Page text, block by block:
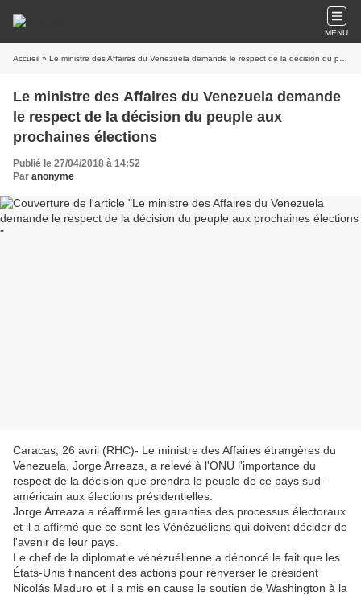
MENU
Accueil » Le ministre des Affaires du Venezuela demande le respect de la décision du peuple aux prochaines élections
Le ministre des Affaires du Venezuela demande
le respect de la décision du peuple aux
prochaines élections
Publié le 27/04/2018 à 14:52
Par anonyme
Caracas, 26 avril (RHC)- Le ministre des Affaires étrangères du
Venezuela, Jorge Arreaza, a relevé à l'ONU l'importance du
respect de la décision que prendra le peuple de ce pays sud-
américain aux élections présidentielles.
Jorge Arreaza a réaffirmé les garanties des processus électoraux
et il a affirmé que ce sont les Vénézuéliens qui doivent décider de
l'avenir de leur pays.
Le chef de la diplomatie vénézuélienne a dénoncé le fait que les
États-Unis financent des actions pour renverser le président
Nicolás Maduro et il a mis en cause le soutien de Washington à la